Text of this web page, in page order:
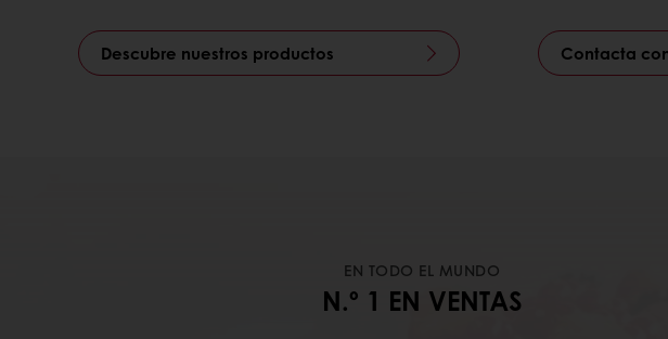
Descubre nuestros productos Contacta
EN TODO EL MUNDO
N.º 1 EN VENTAS